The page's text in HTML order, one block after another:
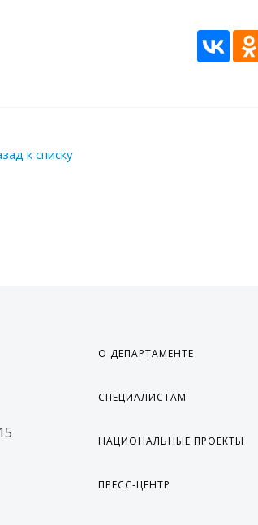
к списку
О ДЕПАРТАМЕНТЕ
СПЕЦИАЛИСТАМ
НАЦИОНАЛЬНЫЕ ПРОЕКТЫ
ПРЕСС-ЦЕНТР